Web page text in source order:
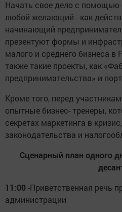
Начать свое дело с помощью
любой желающий - как
начинающий
презентуют формы и
малого и среднего бизнеса в
также такие проекты, как
предпринимательства» и
Кроме того, перед
опытные бизнес- тренеры,
секретах маркетинга в
законодательства и
Сценарный план одного
11:00-Приветственная речь
администрации